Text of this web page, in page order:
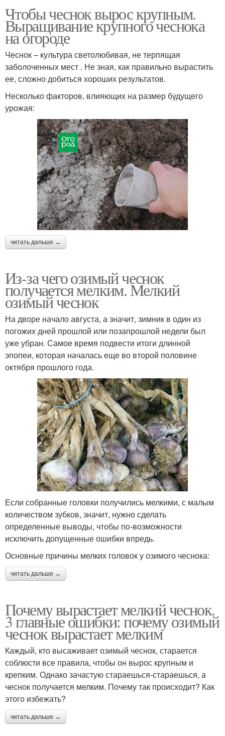
Чтобы чеснок вырос крупным.
Выращивание крупного чеснока
на огороде
Чеснок – культура светолюбивая, не терпящая
заболоченных мест . Не зная, как правильно вырастить
ее, сложно добиться хороших результатов.
Несколько факторов, влияющих на размер будущего
урожая:
читать дальше →
Из-за чего озимый чеснок
получается мелким. Мелкий
озимый чеснок
На дворе начало августа, а значит, зимник в один из
погожих дней прошлой или позапрошлой недели был
уже убран. Самое время подвести итоги длинной
эпопеи, которая началась еще во второй половине
октября прошлого года.
Если собранные головки получились мелкими, с малым
количеством зубков, значит, нужно сделать
определенные выводы, чтобы по-возможности
исключить допущенные ошибки впредь.
Основные причины мелких головок у озимого чеснока:
читать дальше →
Почему вырастает мелкий чеснок.
3 главные ошибки: почему озимый
чеснок вырастает мелким
Каждый, кто высаживает озимый чеснок, старается
соблюсти все правила, чтобы он вырос крупным и
крепким. Однако зачастую стараешься-стараешься, а
чеснок получается мелким. Почему так происходит? Как
этого избежать?
читать дальше →